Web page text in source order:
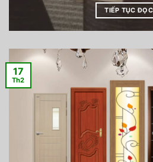
TIẾP TỤC ĐỌC
17
Th2